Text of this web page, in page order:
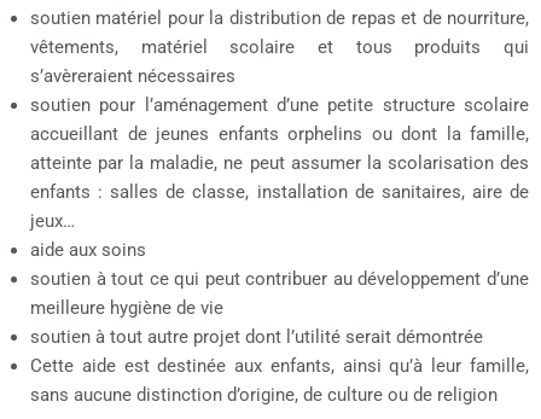
soutien matériel pour la distribution de repas et de nourriture,
vêtements, matériel scolaire et tous produits qui
s’avèreraient nécessaires
soutien pour l’aménagement d’une petite structure scolaire
accueillant de jeunes enfants orphelins ou dont la famille,
atteinte par la maladie, ne peut assumer la scolarisation des
enfants : salles de classe, installation de sanitaires, aire de
jeux…
aide aux soins
soutien à tout ce qui peut contribuer au développement d’une
meilleure hygiène de vie
soutien à tout autre projet dont l’utilité serait démontrée
Cette aide est destinée aux enfants, ainsi qu’à leur famille,
sans aucune distinction d’origine, de culture ou de religion